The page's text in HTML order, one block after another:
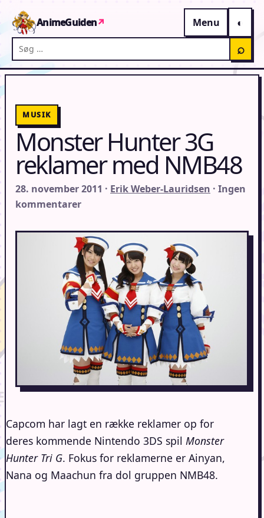
AnimeGuiden↗
Menu
Søg på AnimeGuiden
⌕
MUSIK
Monster Hunter 3G
reklamer med NMB48
28. november 2011 · Erik Weber-Lauridsen · Ingen
kommentarer
Capcom har lagt en række reklamer op for
deres kommende Nintendo 3DS spil Monster
Hunter Tri G. Fokus for reklamerne er Ainyan,
Nana og Maachun fra dol gruppen NMB48.